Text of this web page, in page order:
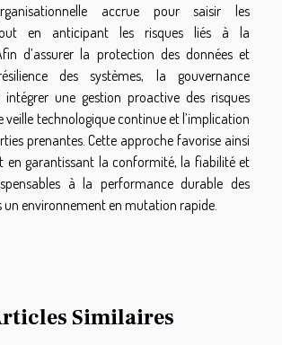
accrue pour saisir les
en anticipant les risques liés à la
d’assurer la protection des données et
des systèmes, la gouvernance
une gestion proactive des risques
veille technologique continue et l’implication
prenantes. Cette approche favorise ainsi
en garantissant la conformité, la fiabilité et
à la performance durable des
un environnement en mutation rapide.
Similaires